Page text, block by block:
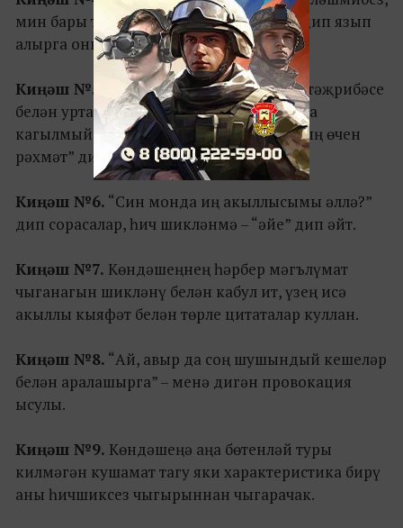
мин бары тик сезгә төшендерәм генә” дип язып
алырга онытма.
Киңәш №5.
Көндәшең үзенең тормыш тәҗрибәсе
белән уртаклашса, “бу сөйләшү темасына
кагылмый, әлбәттә, әмма уртаклашканың өчен
рәхмәт” дип җавап кайтар.
Киңәш №6. “Син монда иң акыллысымы әллә?”
дип сорасалар, һич шикләнмә – “әйе” дип әйт.
Киңәш №7. Көндәшеңнең һәрбер мәгълүмат
чыганагын шикләнү белән кабул ит, үзең исә
акыллы кыяфәт белән төрле цитаталар куллан.
Киңәш №8. “Ай, авыр да соң шушындый кешеләр
белән аралашырга” – менә дигән провокация
ысулы.
Киңәш №9. Көндәшеңә аңа бөтенләй туры
килмәгән кушамат тагу яки характеристика бирү
аны һичшиксез чыгырыннан чыгарачак.